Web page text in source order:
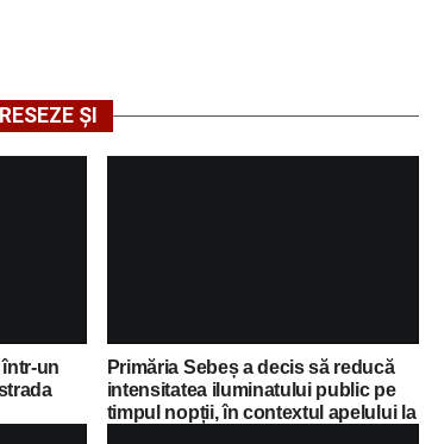
ȘI
într-un
Primăria Sebeș a decis să reducă
intensitatea iluminatului public pe
timpul nopții, în contextul apelului la